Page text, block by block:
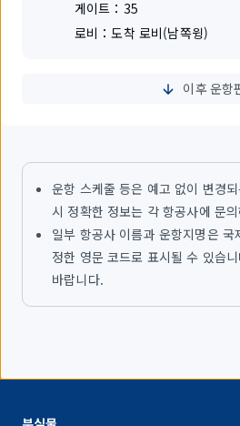
편
미
널
게이트： 35
로비：도착 로비(남쪽윙)
이후 운항
운항 스케줄 등은 예고 없이 변경
시 정확한 정보는 각 항공사에 문
일부 항공사 이름과 운항지명은
정한 영문 코드로 표시될 수 있습
바랍니다.